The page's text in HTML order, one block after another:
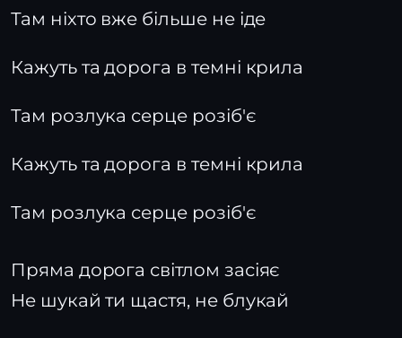
Там ніхто вже більше не іде
Кажуть та дорога в темні крила
Там розлука серце розіб'є
Кажуть та дорога в темні крила
Там розлука серце розіб'є
Пряма дорога світлом засіяє
Не шукай ти щастя, не блукай